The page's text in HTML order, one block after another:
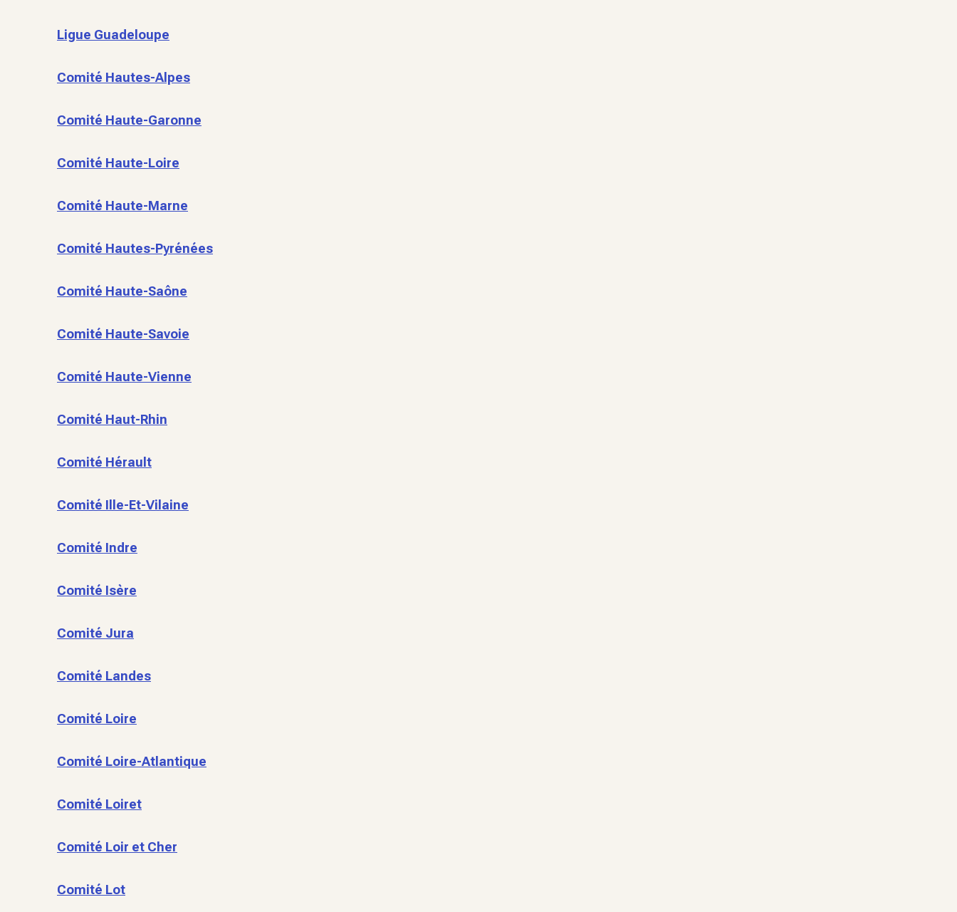
Ligue Guadeloupe
Comité Hautes-Alpes
Comité Haute-Garonne
Comité Haute-Loire
Comité Haute-Marne
Comité Hautes-Pyrénées
Comité Haute-Saône
Comité Haute-Savoie
Comité Haute-Vienne
Comité Haut-Rhin
Comité Hérault
Comité Ille-Et-Vilaine
Comité Indre
Comité Isère
Comité Jura
Comité Landes
Comité Loire
Comité Loire-Atlantique
Comité Loiret
Comité Loir et Cher
Comité Lot